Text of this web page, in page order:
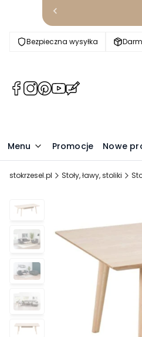
Bezpieczna wysyłka
(Otwiera
karcie)
(Otwiera
karcie)
(Otwiera
karcie)
(Otwiera
karcie)
(Otwiera
karcie)
Menu Promocje Nowe
stokrzesel.pl Stoły, ławy, stoliki